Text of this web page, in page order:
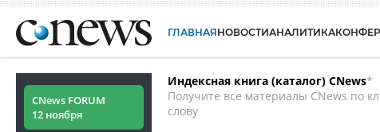
ГЛАВНАЯНОВОСТИАНАЛИТИКА
CNews FORUM
12 ноября
Индексная книга (каталог) CNews*
Получите все материалы CNews по
слову